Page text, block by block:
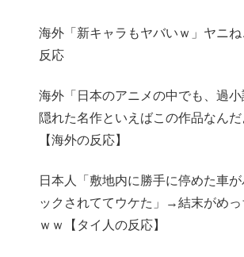
海外「新キャラもヤバいｗ」ヤニ
反応
海外「日本のアニメの中でも、過
隠れた名作といえばこの作品なんだ
【海外の反応】
日本人「敷地内に勝手に停めた車
ックされててウケた」→結末がめっ
ｗｗ【タイ人の反応】